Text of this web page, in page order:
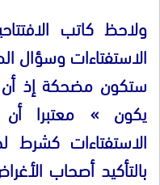
ولاحظ كاتب
الاستفتاءات وسؤال
ستكون مضحكة إذ أن
يكون » معتبرا أن
الاستفتاءات
بالتأكيد أصحاب